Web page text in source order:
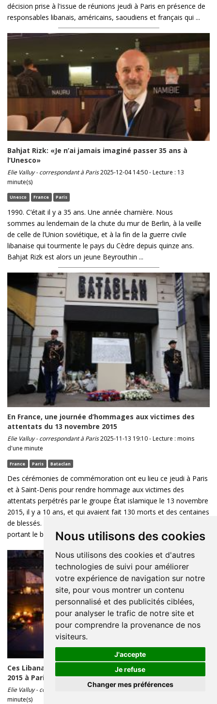
Nous utilisons des cookies
Nous utilisons des cookies et d'autres
technologies de suivi pour améliorer
votre expérience de navigation sur notre
site, pour vous montrer un contenu
personnalisé et des publicités ciblées,
pour analyser le trafic de notre site et
pour comprendre la provenance de nos
visiteurs.
J'accepte
Je refuse
Changer mes préférences
décision prise à l'issue de réunions jeudi à Paris en présence de
responsables libanais, américains, saoudiens et français qui ...
Bahjat Rizk: «Je n’ai jamais imaginé passer 35 ans à
l’Unesco»
Elie Valluy - correspondant à Paris2025-12-04 14:50 - Lecture : 13
minute(s)
Unesco France Paris
1990. C’était il y a 35 ans. Une année charnière. Nous
sommes au lendemain de la chute du mur de Berlin, à la veille
de celle de l’Union soviétique, et à la fin de la guerre civile
libanaise qui tourmente le pays du Cèdre depuis quinze ans.
Bahjat Rizk est alors un jeune Beyrouthin ...
En France, une journée d’hommages aux victimes des
attentats du 13 novembre 2015
Elie Valluy - correspondant à Paris2025-11-13 19:10 - Lecture : moins
d'une minute
France Paris Bataclan
Des cérémonies de commémoration ont eu lieu ce jeudi à Paris
et à Saint-Denis pour rendre hommage aux victimes des
attentats perpétrés par le groupe État islamique le 13 novembre
2015, il y a 10 ans, et qui avaient fait 130 morts et des centaines
de blessés. Deux rescapés du Bataclan se sont suicidés depuis,
portant le bilan à 132 ...
Ces Libanais qui ont vécu les attaques du 13 novembre
2015 à Paris
Elie Valluy - correspondant à Paris2025-11-12 20:00 - Lecture : 13
minute(s)